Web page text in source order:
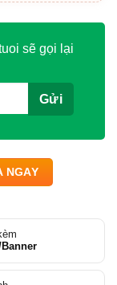
sẽ gọi lại
NGAY